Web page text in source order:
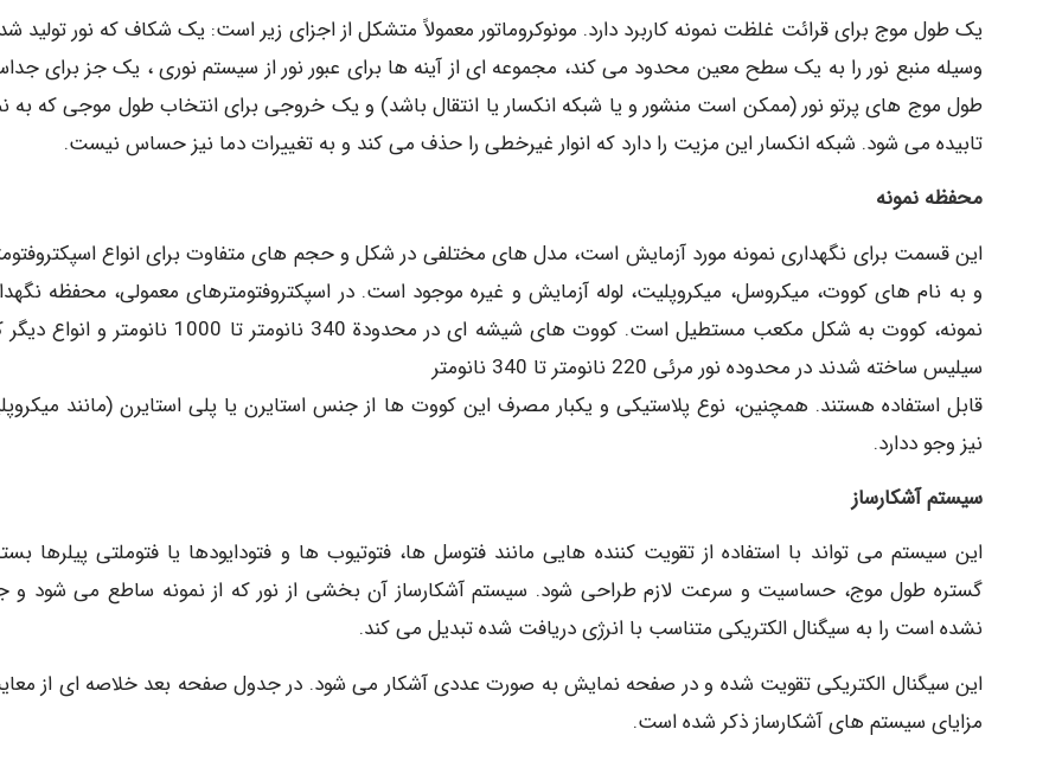
یک طول موج برای قرائت غلظت نمونه کاربرد دارد. مونوکروماتور معمولاً متشکل از اجزای زیر است: یک شکاف که نور تولید
وسیله منبع نور را به یک سطح معین محدود می کند، مجموعه ای از آینه ها برای عبور نور از سیستم نوری ، یک جز برای
طول موج های پرتو نور (ممکن است منشور و یا شبکه انکسار یا انتقال باشد) و یک خروجی برای انتخاب طول موجی که به
تابیده می شود. شبکه انکسار این مزیت را دارد که انوار غیرخطی را حذف می کند و به تغییرات دما نیز حساس نیست.
محفظه نمونه
این قسمت برای نگهداری نمونه مورد آزمایش است، مدل های مختلفی در شکل و حجم های متفاوت برای انواع
و به نام های کووت، میکروسل، میکروپلیت، لوله آزمایش و غیره موجود است. در اسپکتروفتومترهای معمولی، محفظه
نمونه، کووت به شکل مکعب مستطیل است. کووت های شیشه ای در محدودة 340 نانومتر تا 1000
سیلیس ساخته شدند در محدوده نور مرئی 220 نانومتر تا 340 نانومتر
قابل استفاده هستند. همچنین، نوع پلاستیکی و یکبار مصرف این کووت ها از جنس استایرن یا پلی استایرن (مانند
نیز وجو ددارد.
سیستم آشکارساز
این سیستم می تواند با استفاده از تقویت کننده هایی مانند فتوسل ها، فتوتیوب ها و فتودایودها یا فتوملتی پیلرها
گستره طول موج، حساسیت و سرعت لازم طراحی شود. سیستم آشکارساز آن بخشی از نور که از نمونه ساطع می شود
نشده است را به سیگنال الکتریکی متناسب با انرژی دریافت شده تبدیل می کند.
این سیگنال الکتریکی تقویت شده و در صفحه نمایش به صورت عددی آشکار می شود. در جدول صفحه بعد خلاصه ای از
مزایای سیستم های آشکارساز ذکر شده است.